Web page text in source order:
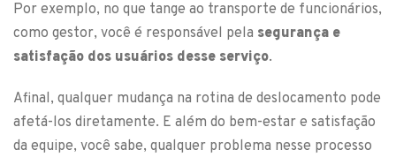
Por exemplo, no que tange ao transporte de funcionários,
como gestor, você é responsável pela segurança e
satisfação dos usuários desse serviço.
Afinal, qualquer mudança na rotina de deslocamento pode
afetá-los diretamente. E além do bem-estar e satisfação
da equipe, você sabe, qualquer problema nesse processo